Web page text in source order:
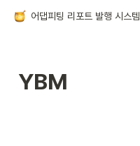
어댑피팅 리포트 발행 시스템
YBM